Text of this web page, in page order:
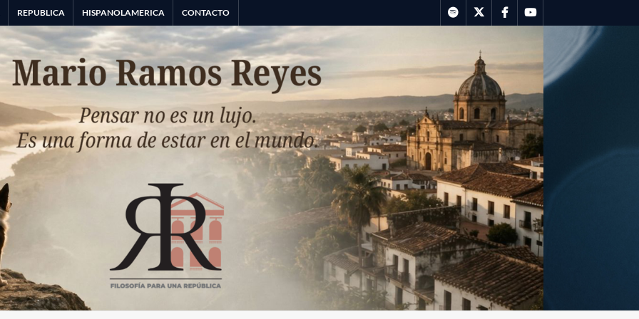
REPUBLICA HISPANOLAMERICA CONTACTO spotifytwitterfacebookyoutube